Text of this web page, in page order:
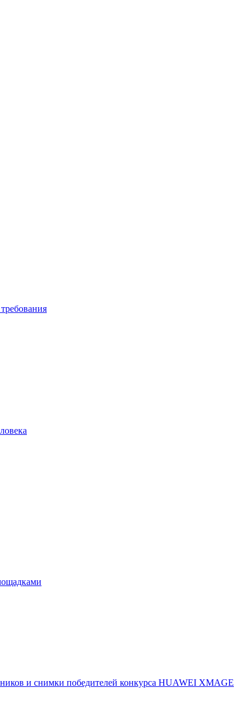
и снимки победителей конкурса HUAWEI XMAGE